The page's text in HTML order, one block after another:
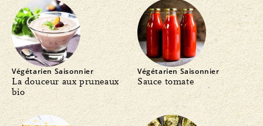
Végétarien Saisonnier
La douceur aux pruneaux
bio
Végétarien Saisonnier
Sauce tomate